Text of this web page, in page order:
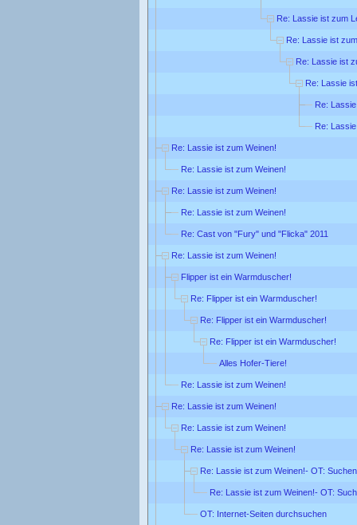
Re: Lassie ist zum
Re: Lassie ist
Re: Lassie ist
Re: Lassie
Re:
Re:
Re: Lassie ist zum Weinen!
Re: Lassie ist zum Weinen!
Re: Lassie ist zum Weinen!
Re: Lassie ist zum Weinen!
Re: Cast von "Fury" und "Flicka" 2011
Re: Lassie ist zum Weinen!
Flipper ist ein Warmduscher!
Re: Flipper ist ein Warmduscher!
Re: Flipper ist ein Warmduscher!
Re: Flipper ist ein Warmduscher!
Alles Hofer-Tiere!
Re: Lassie ist zum Weinen!
Re: Lassie ist zum Weinen!
Re: Lassie ist zum Weinen!
Re: Lassie ist zum Weinen!
Re: Lassie ist zum Weinen!- OT: Suchen
Re: Lassie ist zum Weinen!- OT:
OT: Internet-Seiten durchsuchen